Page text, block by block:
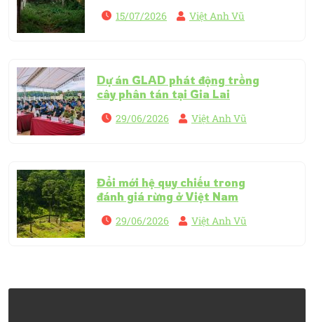
15/07/2026 Việt Anh Vũ
Dự án GLAD phát động trồng
cây phân tán tại Gia Lai
29/06/2026 Việt Anh Vũ
Đổi mới hệ quy chiếu trong
đánh giá rừng ở Việt Nam
29/06/2026 Việt Anh Vũ